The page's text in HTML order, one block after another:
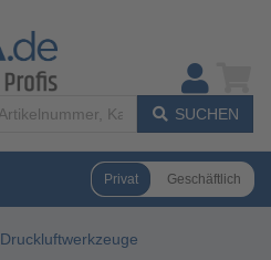
SUCHEN
Privat Geschäftlich
Druckluftwerkzeuge